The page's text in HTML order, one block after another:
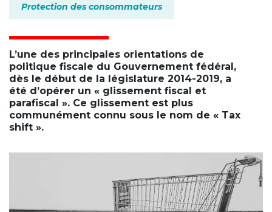
Protection des consommateurs
L’une des principales orientations de
politique fiscale du Gouvernement fédéral,
dès le début de la législature 2014-2019, a
été d’opérer un « glissement fiscal et
parafiscal ». Ce glissement est plus
communément connu sous le nom de « Tax
shift ».